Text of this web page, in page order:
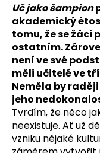
Uč jako šampion
akademický
tomu, že se žáci
ostatním.
není ve své
měli učitelé ve
Neměla by
jeho
Tvrdím, že něco
neexistuje. Ať už
vzniku nějaké